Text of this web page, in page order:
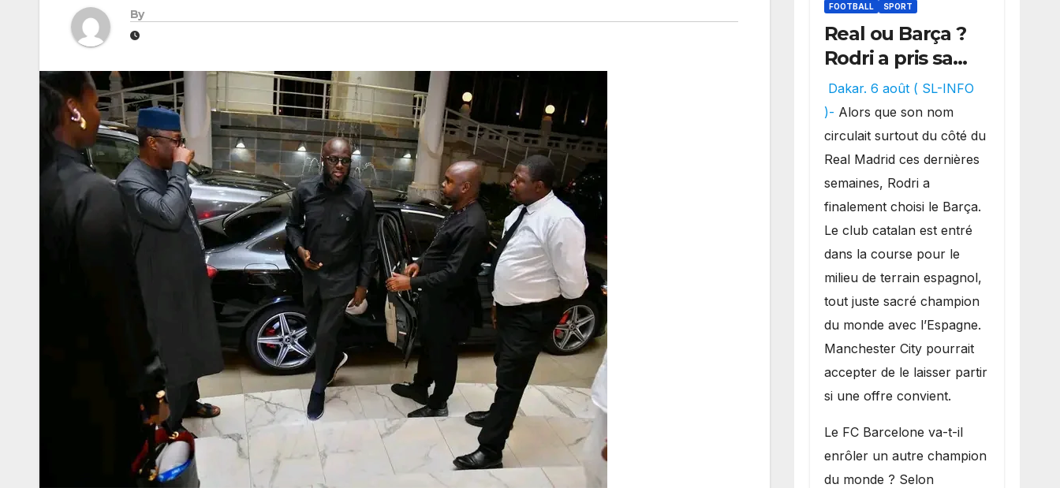
By
FOOTBALL SPORT
Real ou Barça ?
Rodri a pris sa
décision, un
choix qui
pourrait faire
grand bruit sur
le marché des
transferts.
Dakar. 6 août ( SL-INFO
)- Alors que son nom
circulait surtout du côté du
Real Madrid ces dernières
semaines, Rodri a
finalement choisi le Barça.
Le club catalan est entré
dans la course pour le
milieu de terrain espagnol,
tout juste sacré champion
du monde avec l’Espagne.
Manchester City pourrait
accepter de le laisser partir
si une offre convient.
​Le FC Barcelone va-t-il
enrôler un autre champion
du monde ? Selon